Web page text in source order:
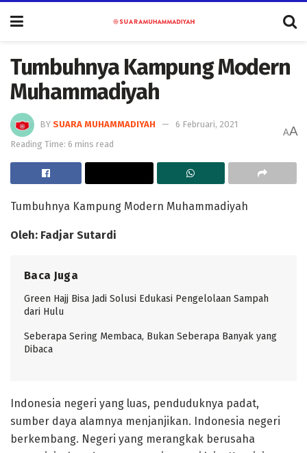
Tumbuhnya Kampung Modern
Muhammadiyah
BY SUARA MUHAMMADIYAH
6 Februari, 2021
Reading Time: 6 mins read
AA
Tumbuhnya Kampung Modern Muhammadiyah
Oleh: Fadjar Sutardi
Baca Juga
Green Hajj Bisa Jadi Solusi Edukasi Pengelolaan Sampah
dari Hulu
Seberapa Sering Membaca, Bukan Seberapa Banyak yang
Dibaca
Indonesia negeri yang luas, penduduknya padat,
sumber daya alamnya menjanjikan. Indonesia negeri
berkembang. Negeri yang merangkak berusaha